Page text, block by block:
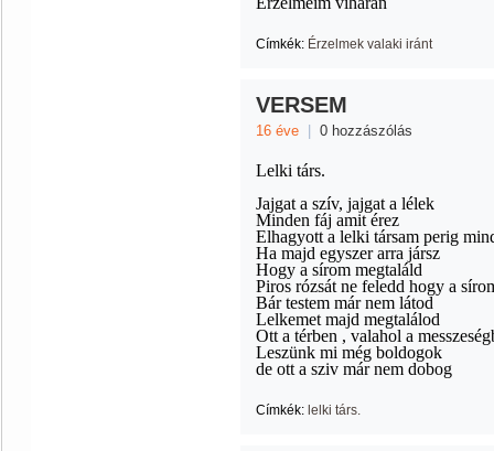
Címkék: Érzelmek valaki iránt
VERSEM
16 éve 0 hozzászólás
Lelki társ.
Jajgat a szív, jajgat a lélek
Minden fáj amit érez
Elhagyott a lelki társam perig
Ha majd egyszer arra jársz
Hogy a sírom megtaláld
Piros rózsát ne feledd hogy a
Bár testem már nem látod
Lelkemet majd megtalálod
Ott a térben , valahol a
Leszünk mi még boldogok
de ott a sziv már nem dobog
Címkék: lelki társ.